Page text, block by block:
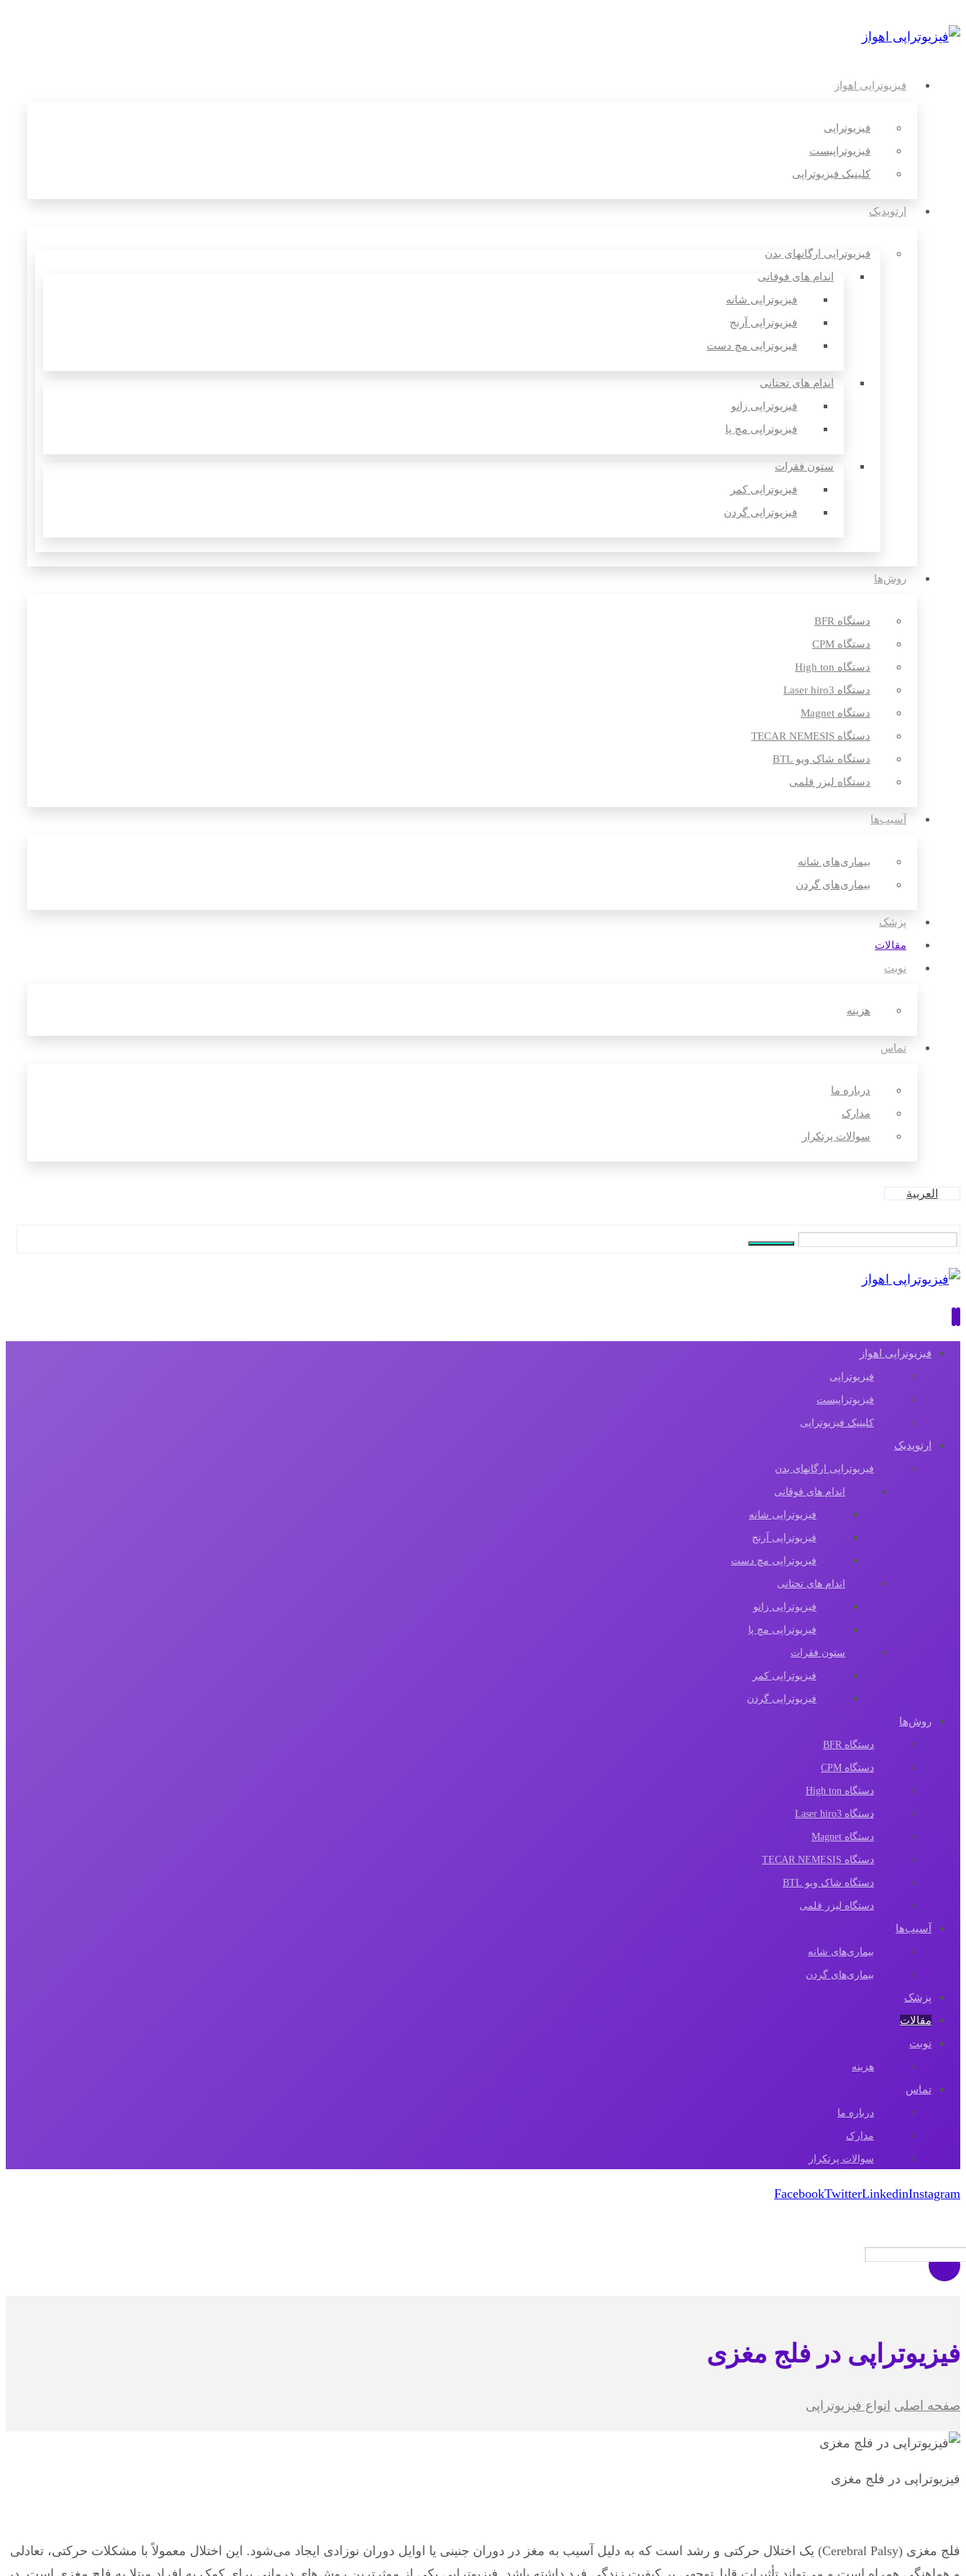
فیزیوتراپی اهواز
فیزیوتراپی
فیزیوتراپیست
کلینیک فیزیوتراپی
ارتوپدیک
فیزیوتراپی ارگانهای بدن
اندام های فوقانی
فیزیوتراپی شانه
فیزیوتراپی آرنج
فیزیوتراپی مچ دست
اندام های تحتانی
فیزیوتراپی زانو
فیزیوتراپی مچ پا
ستون فقرات
فیزیوتراپی کمر
فیزیوتراپی گردن
روش‌ها
دستگاه BFR
دستگاه CPM
دستگاه High ton
دستگاه Laser hiro3
دستگاه Magnet
دستگاه TECAR NEMESIS
دستگاه شاک ویو BTL
دستگاه لیزر قلمی
آسیب‌ها
بیماری‌های شانه
بیماری‌های گردن
پزشک
مقالات‌
نوبت
هزینه
تماس
درباره ما
مدارک
سوالات پرتکرار
العربية
فیزیوتراپی اهواز
فیزیوتراپی
فیزیوتراپیست
کلینیک فیزیوتراپی
ارتوپدیک
فیزیوتراپی ارگانهای بدن
اندام های فوقانی
فیزیوتراپی شانه
فیزیوتراپی آرنج
فیزیوتراپی مچ دست
اندام های تحتانی
فیزیوتراپی زانو
فیزیوتراپی مچ پا
ستون فقرات
فیزیوتراپی کمر
فیزیوتراپی گردن
روش‌ها
دستگاه BFR
دستگاه CPM
دستگاه High ton
دستگاه Laser hiro3
دستگاه Magnet
دستگاه TECAR NEMESIS
دستگاه شاک ویو BTL
دستگاه لیزر قلمی
آسیب‌ها
بیماری‌های شانه
بیماری‌های گردن
پزشک
مقالات‌
نوبت
هزینه
تماس
درباره ما
مدارک
سوالات پرتکرار
FacebookTwitterLinkedinInstagram
فیزیوتراپی در فلج مغزی
صفحه اصلی انواع فیزیوتراپی
فیزیوتراپی در فلج مغزی
فلج مغزی (Cerebral Palsy) یک اختلال حرکتی و رشد است که به دلیل آسیب به مغز در دوران جنینی یا اوایل دوران نوزادی ایجاد می‌شود. این اختلال معمولاً با مشکلات حرکتی، تعادلی